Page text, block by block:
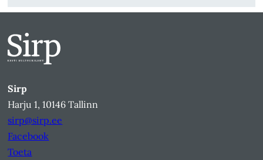
Sirp
Harju 1, 10146 Tallinn
sirp@sirp.ee
Facebook
Toeta